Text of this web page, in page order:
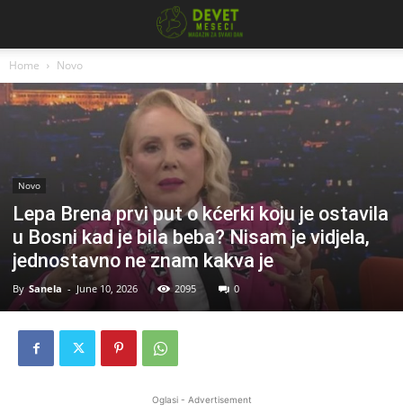
Home Novo
Novo
Lepa Brena prvi put o kćerki koju je ostavila
u Bosni kad je biIa beba? Nisam je vidjela,
jednostavno ne znam kakva je
By Sanela - June 10, 2026 2095 0
Oglasi - Advertisement